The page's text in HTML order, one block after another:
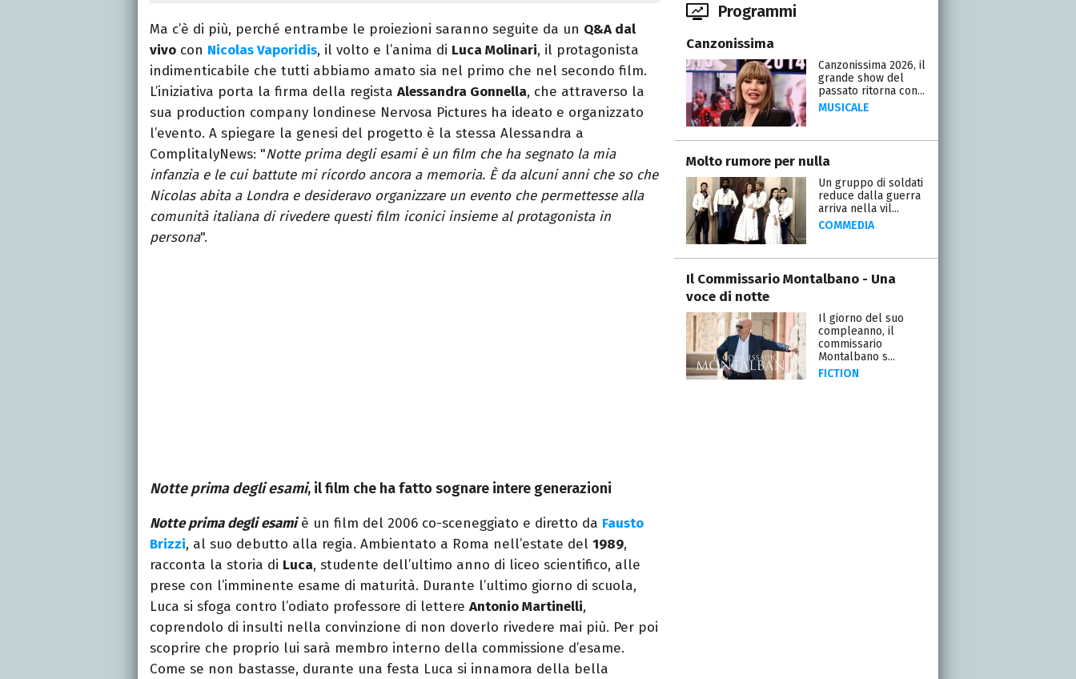
Ma c’è di più, perché entrambe le proiezioni saranno seguite da un Q&A dal
vivo con Nicolas Vaporidis, il volto e l’anima di Luca Molinari, il protagonista
indimenticabile che tutti abbiamo amato sia nel primo che nel secondo film.
L’iniziativa porta la firma della regista Alessandra Gonnella, che attraverso la
sua production company londinese Nervosa Pictures ha ideato e organizzato
l’evento. A spiegare la genesi del progetto è la stessa Alessandra a
ComplitalyNews: "Notte prima degli esami è un film che ha segnato la mia
infanzia e le cui battute mi ricordo ancora a memoria. È da alcuni anni che so che
Nicolas abita a Londra e desideravo organizzare un evento che permettesse alla
comunità italiana di rivedere questi film iconici insieme al protagonista in
persona".
Notte prima degli esami, il film che ha fatto sognare intere generazioni
Notte prima degli esamiè un film del 2006 co-sceneggiato e diretto da Fausto
Brizzi, al suo debutto alla regia. Ambientato a Roma nell’estate del 1989,
racconta la storia di Luca, studente dell’ultimo anno di liceo scientifico, alle
prese con l’imminente esame di maturità. Durante l’ultimo giorno di scuola,
Luca si sfoga contro l’odiato professore di lettere Antonio Martinelli,
coprendolo di insulti nella convinzione di non doverlo rivedere mai più. Per poi
scoprire che proprio lui sarà membro interno della commissione d’esame.
Come se non bastasse, durante una festa Luca si innamora della bella
Programmi
Canzonissima
Canzonissima 2026, il
grande show del
passato ritorna con...
MUSICALE
Molto rumore per nulla
Un gruppo di soldati
reduce dalla guerra
arriva nella vil...
COMMEDIA
Il Commissario Montalbano - Una
voce di notte
Il giorno del suo
compleanno, il
commissario
Montalbano s...
FICTION